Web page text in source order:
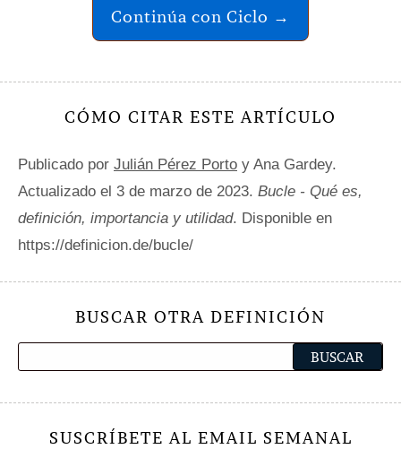
Continúa con Ciclo →
CÓMO CITAR ESTE ARTÍCULO
Publicado por Julián Pérez Porto y Ana Gardey.
Actualizado el 3 de marzo de 2023. Bucle - Qué es,
definición, importancia y utilidad. Disponible en
https://definicion.de/bucle/
BUSCAR OTRA DEFINICIÓN
SUSCRÍBETE AL EMAIL SEMANAL